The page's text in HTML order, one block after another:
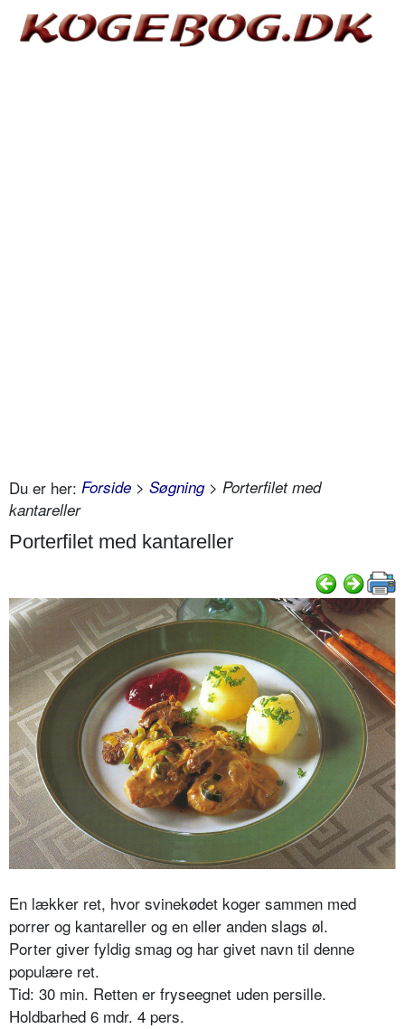
Du er her: Forside > Søgning> Porterfilet med
kantareller
Porterfilet med kantareller
En lækker ret, hvor svinekødet koger sammen med
porrer og kantareller og en eller anden slags øl.
Porter giver fyldig smag og har givet navn til denne
populære ret.
Tid: 30 min. Retten er fryseegnet uden persille.
Holdbarhed 6 mdr. 4 pers.